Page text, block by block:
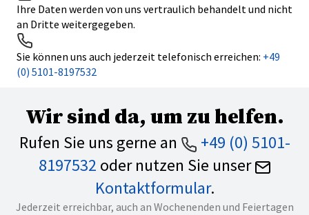
Ihre Daten werden von uns vertraulich behandelt und nicht
an Dritte weitergegeben.
Sie können uns auch jederzeit telefonisch erreichen: +49
(0) 5101-8197532
Wir sind da, um zu helfen.
Rufen Sie uns gerne an
+49 (0) 5101-
8197532 oder nutzen Sie unser
Kontaktformular.
Jederzeit erreichbar, auch an Wochenenden und Feiertagen